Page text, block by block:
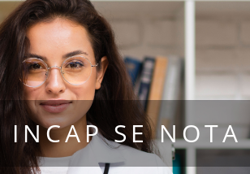
SE NOTA